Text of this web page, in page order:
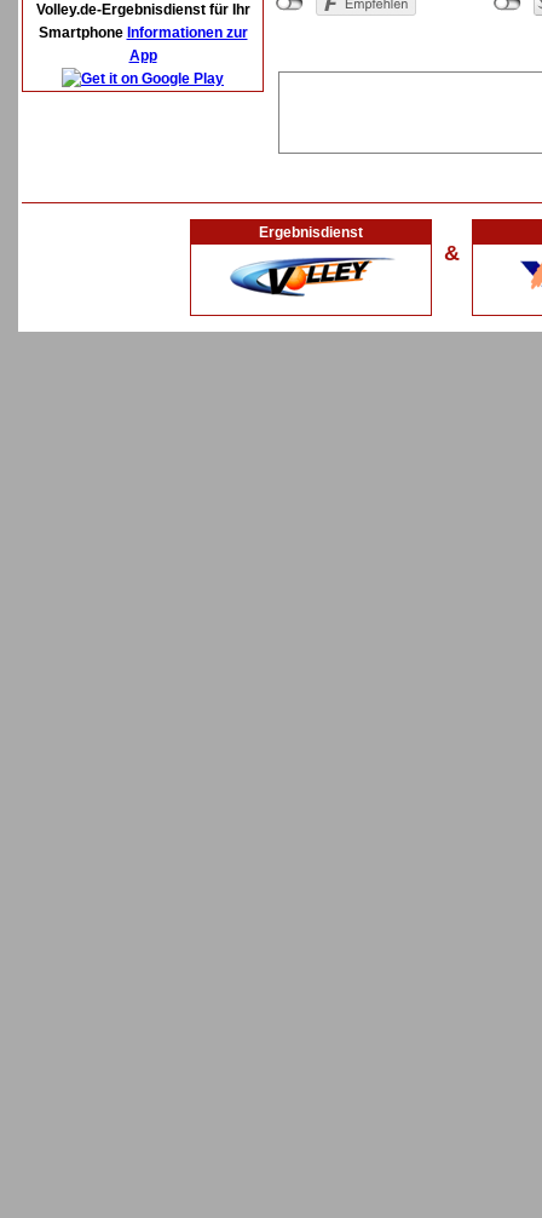
Volley.de-Ergebnisdienst für Ihr
Smartphone Informationen zur
App
Ergebnisdienst
&